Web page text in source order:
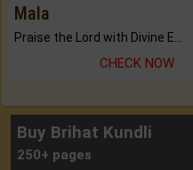
Mala
CHECK NOW
Buy Brihat Kundli
250+ pages